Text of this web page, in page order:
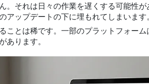
。それは日々の作業を遅くする可能性
ップデートの下に埋もれてしまいます。
ことは稀です。一部のプラットフォー
ります。